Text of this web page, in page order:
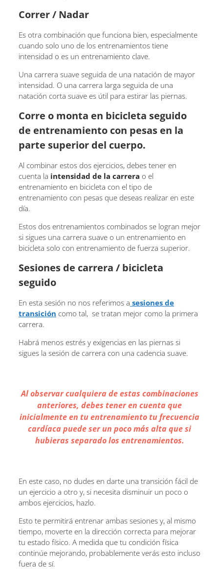
Correr / Nadar
Es otra combinación que funciona bien, especialmente
cuando solo uno de los entrenamientos tiene
intensidad o es un entrenamiento clave.
Una carrera suave seguida de una natación de mayor
intensidad. O una carrera larga seguida de una
natación corta suave es útil para estirar las piernas.
Corre o monta en bicicleta seguido
de entrenamiento con pesas en la
parte superior del cuerpo.
Al combinar estos dos ejercicios, debes tener en
cuenta la intensidad de la carrera o el
entrenamiento en bicicleta con el tipo de
entrenamiento con pesas que deseas realizar en este
día.
Estos dos entrenamientos combinados se logran mejor
si sigues una carrera suave o un entrenamiento en
bicicleta solo con entrenamiento de fuerza superior.
Sesiones de carrera / bicicleta
seguido
En esta sesión no nos referimos a sesiones de
transición como tal, se tratan mejor como la primera
carrera.
Habrá menos estrés y exigencias en las piernas si
sigues la sesión de carrera con una cadencia suave.
Al observar cualquiera de estas combinaciones
anteriores, debes tener en cuenta que
inicialmente en tu entrenamiento tu frecuencia
cardíaca puede ser un poco más alta que si
hubieras separado los entrenamientos.
En este caso, no dudes en darte una transición fácil de
un ejercicio a otro y, si necesita disminuir un poco o
ambos ejercicios, hazlo.
Esto te permitirá entrenar ambas sesiones y, al mismo
tiempo, moverte en la dirección correcta para mejorar
tu estado físico. A medida que tu condición física
continúe mejorando, probablemente verás esto incluso
fuera de sí.